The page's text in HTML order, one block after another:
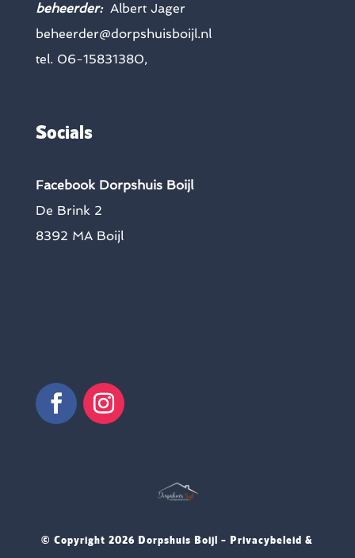
beheerder: Albert Jager
beheerder@dorpshuisboijl.nl
tel. 06-15831380,
Socials
Facebook Dorpshuis Boijl
De Brink 2
8392 MA Boijl
© Copyright2026 Dorpshuis Boijl – Privacybeleid &